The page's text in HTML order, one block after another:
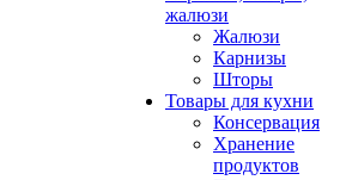
жалюзи
Жалюзи
Карнизы
Шторы
Товары для кухни
Консервация
Хранение
продуктов